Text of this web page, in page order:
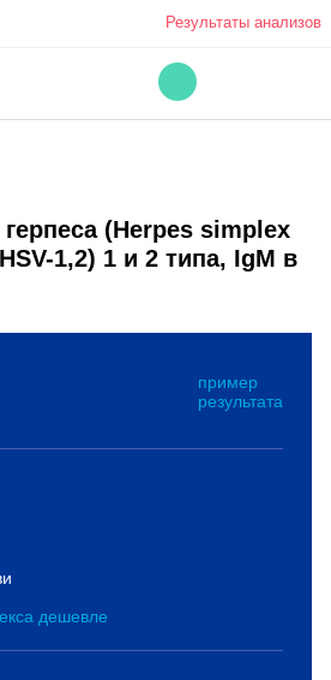
Результаты анализов
(Herpes simplex
1,2) 1 и 2 типа, IgM в
пример
результата
дешевле